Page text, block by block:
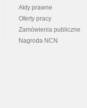
Akty prawne
Oferty pracy
Zamówienia publiczne
Nagroda NCN